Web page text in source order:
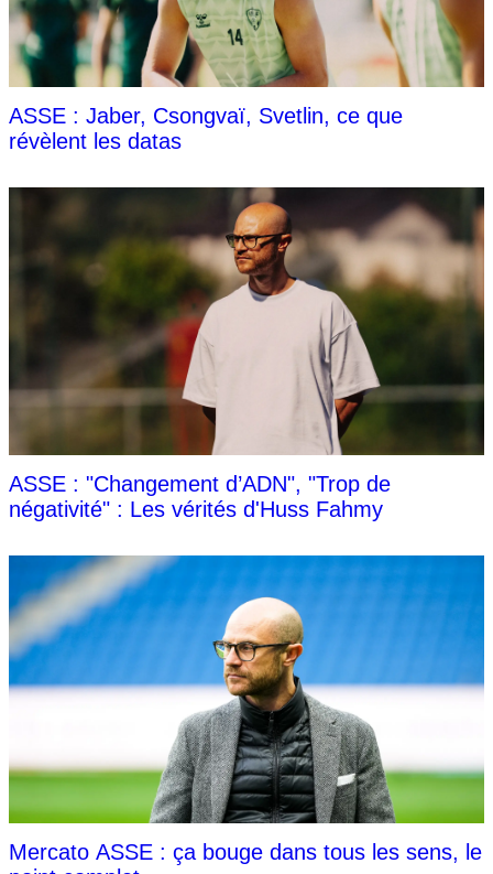
ASSE : Jaber, Csongvaï, Svetlin, ce que
révèlent les datas
ASSE : "Changement d’ADN", "Trop de
négativité" : Les vérités d'Huss Fahmy
Mercato ASSE : ça bouge dans tous les sens, le